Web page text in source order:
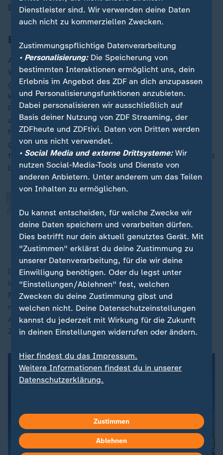
Belarus.
Experte: Parade ist Desaster für Putin
Abbas Galjamow war früher Redenschreiber von
Wladimir Putin und kennt den russischen Machthaber
gut. Galjamow sagt, die Parade dieses Jahr sei kein
kleiner Rückschritt für Putin, sondern ein Desaster.
Putin selbst habe über Jahre eine gewisse Erwartung
an die Waffenschau geprägt und diese mit seinem
Namen verknüpft. "Er selbst ist zu einer Geisel
geworden. Die Parade hat lange Zeit für ihn
funktioniert, genau wie das Thema Krieg. Jetzt arbeitet
beides gegen ihn", sagt Galjamow.
Jedes Problem mit der Parade wird
zu Putins persönlichem Problem.
„
Abbas Galjamow, Politikwissenschaftler
Dass die russischen Geheimdienste und die Armee so
in Alarmbereitschaft versetzt wurden, dass 13
Flughäfen in Russland vorsorglich geschlossen und
mehrere Paraden in großen Städten gleich ganz
abgesagt wurden, sehen nicht wenige Russen als ein
Zeichen der Schwäche.
Dienstleister sind. Wir verwenden deine Daten
auch nicht zu kommerziellen Zwecken.
Zustimmungspflichtige Datenverarbeitung
• Personalisierung:Die Speicherung von
bestimmten Interaktionen ermöglicht uns, dein
Erlebnis im Angebot des ZDF an dich anzupassen
und Personalisierungsfunktionen anzubieten.
Dabei personalisieren wir ausschließlich auf
Basis deiner Nutzung von ZDF Streaming, der
ZDFheute und ZDFtivi. Daten von Dritten werden
von uns nicht verwendet.
• Social Media und externe Drittsysteme:Wir
nutzen Social-Media-Tools und Dienste von
anderen Anbietern. Unter anderem um das Teilen
von Inhalten zu ermöglichen.
Du kannst entscheiden, für welche Zwecke wir
deine Daten speichern und verarbeiten dürfen.
Dies betrifft nur dein aktuell genutztes Gerät. Mit
"Zustimmen" erklärst du deine Zustimmung zu
unserer Datenverarbeitung, für die wir deine
Einwilligung benötigen. Oder du legst unter
"Einstellungen/Ablehnen" fest, welchen
Zwecken du deine Zustimmung gibst und
welchen nicht. Deine Datenschutzeinstellungen
kannst du jederzeit mit Wirkung für die Zukunft
in deinen Einstellungen widerrufen oder ändern.
Hier findest du das Impressum.
Weitere Informationen findest du in unserer
Datenschutzerklärung.
Zustimmen
Ablehnen